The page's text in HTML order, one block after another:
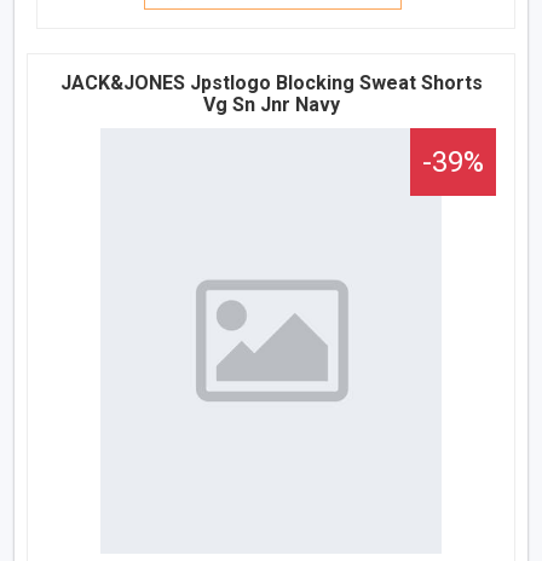
JACK&JONES Jpstlogo Blocking Sweat Shorts
Vg Sn Jnr Navy
-39%